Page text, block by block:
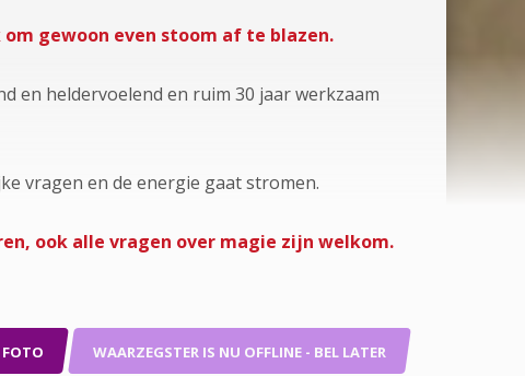
gewoon even stoom af te blazen.
en heldervoelend en ruim 30 jaar werkzaam
vragen en de energie gaat stromen.
ook alle vragen over magie zijn welkom.
WAARZEGSTER IS NU OFFLINE - BEL LATER